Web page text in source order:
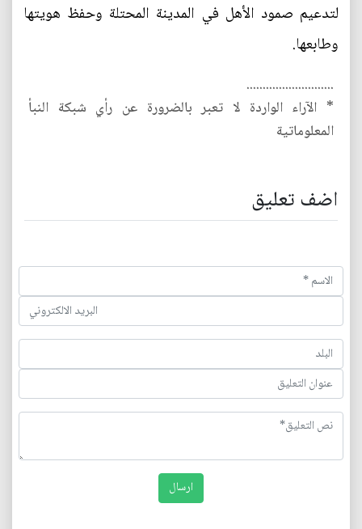
لتدعيم صمود الأهل في المدينة المحتلة وحفظ هويتها
وطابعها.
...........................
* الآراء الواردة لا تعبر بالضرورة عن رأي شبكة النبأ
المعلوماتية
اضف تعليق